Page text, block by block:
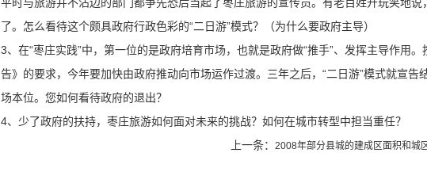
了。怎么看待这个颇具政府行政色彩的“二日游”模式？（为什么要政府主导）
3、在“枣庄实践”中，第一位的是政府培育市场，也就是政府做“推手”、发挥主导作用
告》的要求，今年要加快由政府推动向市场运作过渡。三年之后，“二日游”模式就宣告
场本位。您如何看待政府的退出？
4、少了政府的扶持，枣庄旅游如何面对未来的挑战？如何在城市转型中担当重任？
上一条： 2008年部分县城的建成区面积和城